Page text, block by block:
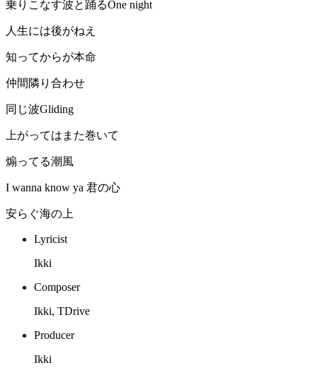
乗りこなす波と踊るOne night
人生には後がねえ
知ってからが本命
仲間隣り合わせ
同じ波Gliding
上がってはまた巻いて
煽ってる潮風
I wanna know ya 君の心
安らぐ海の上
Lyricist
Ikki
Composer
Ikki, TDrive
Producer
Ikki